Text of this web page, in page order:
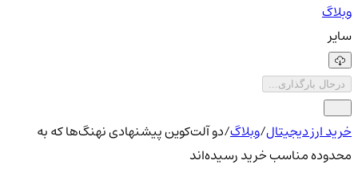
وبلاگ
سایر
درحال بارگذاری...
خرید ارز دیجیتال/وبلاگ/دو آلت‌کوین پیشنهادی نهنگ‌ها که به
محدوده مناسب خرید رسیده‌اند